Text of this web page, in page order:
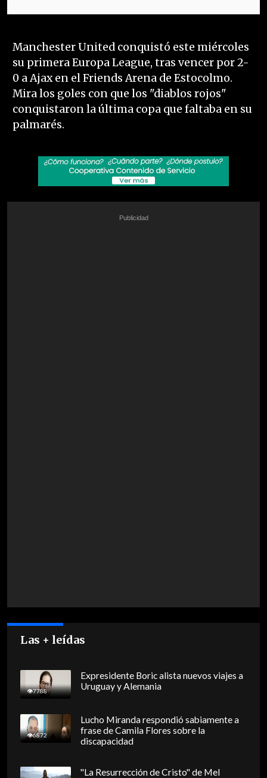
Manchester United conquistó este miércoles
su primera Europa League, tras vencer por 2-
0 a Ajax en el Friends Arena de Estocolmo.
Mira los goles con que los "diablos rojos"
conquistaron la última copa que faltaba en su
palmarés.
Las + leídas
7788
Expresidente Boric alista nuevos viajes a
Uruguay y Alemania
6872
Lucho Miranda respondió sabiamente a
frase de Camila Flores sobre la
discapacidad
"La Resurrección de Cristo" de Mel